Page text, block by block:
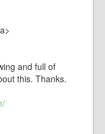
and full of
this. Thanks.